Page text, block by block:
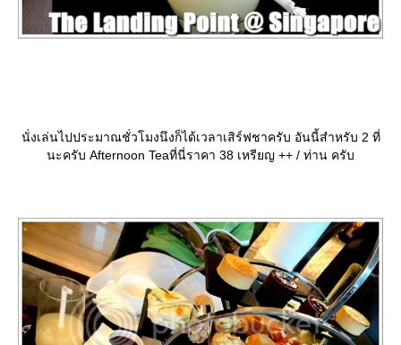
นั่งเล่นไปประมาณชั่วโมงนึงก็ได้เวลาเสิร์ฟชาครับ อันนี้สำหรับ 2 ที่
นะครับ Afternoon Teaที่นี่ราคา 38 เหรียญ ++ / ท่าน ครับ